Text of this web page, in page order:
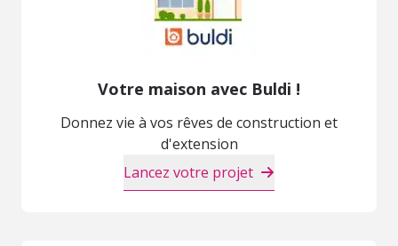
Votre maison avec Buldi !
Donnez vie à vos rêves de construction et
d'extension
Lancez votre projet